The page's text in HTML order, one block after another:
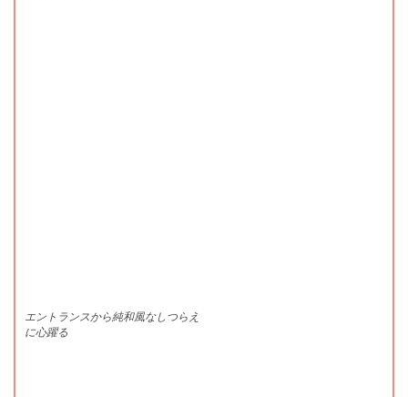
エントランスから純和風なしつらえ
に心躍る